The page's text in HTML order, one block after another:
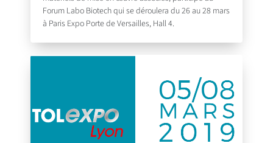
Forum Labo Biotech qui se déroulera du 26 au 28 mars
à Paris Expo Porte de Versailles, Hall 4.